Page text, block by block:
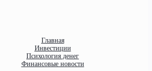
Главная
Инвестиции
Психология денег
Финансовые новости